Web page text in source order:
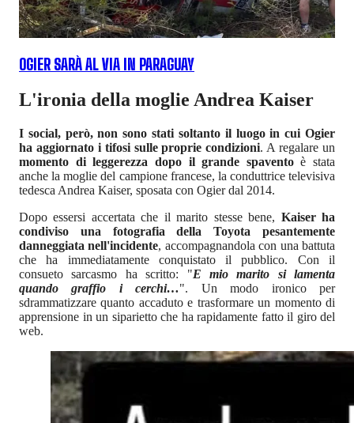
OGIER SARÀ AL VIA IN PARAGUAY
L'ironia della moglie Andrea Kaiser
I social, però, non sono stati soltanto il luogo in cui Ogier
ha aggiornato i tifosi sulle proprie condizioni. A regalare un
momento di leggerezza dopo il grande spaventoè stata
anche la moglie del campione francese, la conduttrice televisiva
tedesca Andrea Kaiser, sposata con Ogier dal 2014.
Dopo essersi accertata che il marito stesse bene, Kaiser ha
condiviso una fotografia della Toyota pesantemente
danneggiata nell'incidente, accompagnandola con una battuta
che ha immediatamente conquistato il pubblico. Con il
consueto sarcasmo ha scritto: "E mio marito si lamenta
quando graffio i cerchi…". Un modo ironico per
sdrammatizzare quanto accaduto e trasformare un momento di
apprensione in un siparietto che ha rapidamente fatto il giro del
web.